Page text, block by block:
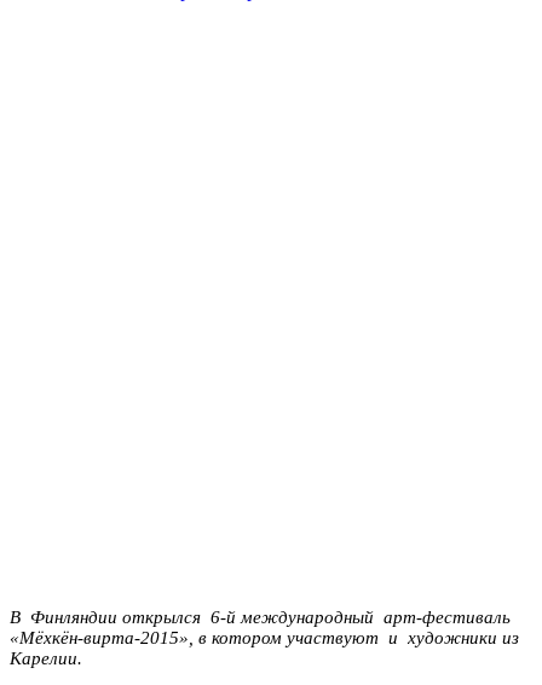
В Финляндии открылся 6-й международный арт-фестиваль
«Мёхкён-вирта-2015», в котором участвуют и художники из
Карелии.